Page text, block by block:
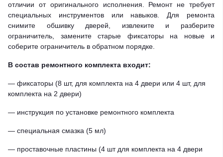
отличии от оригинального исполнения. Ремонт не требует
специальных инструментов или навыков. Для ремонта
снимите обшивку дверей, извлеките и разберите
ограничитель, замените старые фиксаторы на новые и
соберите ограничитель в обратном порядке.
В состав ремонтного комплекта входит:
— фиксаторы (8 шт, для комплекта на 4 двери или 4 шт, для
комплекта на 2 двери)
— инструкция по установке ремонтного комплекта
— специальная смазка (5 мл)
— проставочные пластины (4 шт для комплекта на 4 двери